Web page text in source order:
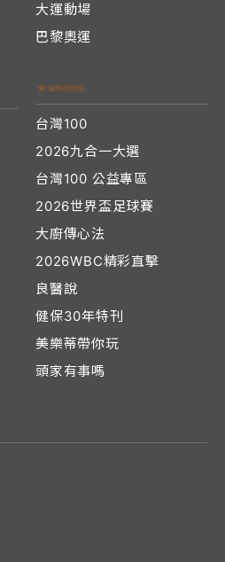
大運動場
巴黎奧運
台灣100
2026九合一大選
台灣100 公益專區
2026世界盃足球賽
大廚傳心法
2026WBC精彩直擊
良醫說
健保30年特刊
美樂蒂帶你玩
頭家有事嗎